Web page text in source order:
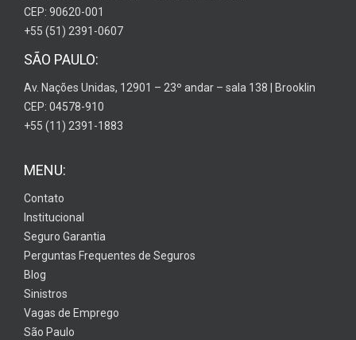
CEP: 90620-001
+55 (51) 2391-0607
SÃO PAULO:
Av. Nações Unidas, 12901 – 23º andar – sala 138 | Brooklin
CEP: 04578-910
+55 (11) 2391-1883
MENU:
Contato
Institucional
Seguro Garantia
Perguntas Frequentes de Seguros
Blog
Sinistros
Vagas de Emprego
São Paulo